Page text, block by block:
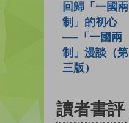
回歸「一國兩
制」的初心
──「一國兩
制」漫談（第
三版）
讀者書評